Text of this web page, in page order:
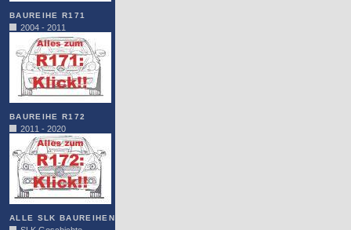
BAUREIHE R171
2004 - 2011
BAUREIHE R172
2011 - 2020
ALLE SLK BAUREIHEN